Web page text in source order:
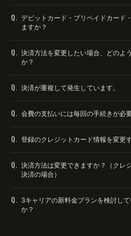
Q.
デビットカード・プリペイドカード
ますか？
Q.
決済方法を変更したい場合、どのよ
か？
Q. 決済が重複して発生しています。
Q. 会費の支払いには毎回の手続きが必
Q. 登録のクレジットカード情報を変更
Q.
決済方法は変更できますか？（ク
決済の場合）
Q.
3キャリアの新料金プランを検討し
か？